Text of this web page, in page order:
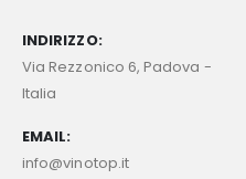
INDIRIZZO:
Via Rezzonico 6, Padova -
Italia
EMAIL:
info@vinotop.it